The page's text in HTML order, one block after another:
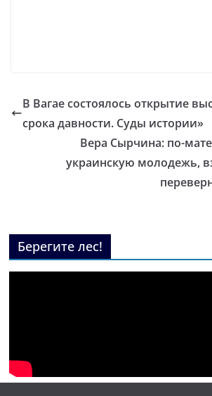
В Вагае состоялось открытие
срока давности. Суды истории»
Вера Сырчина: по-
украинскую молодежь,
Берегите лес!